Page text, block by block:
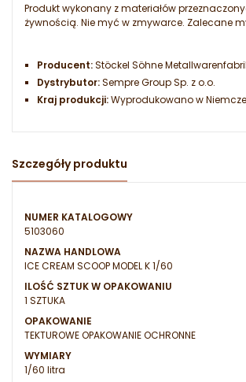
Produkt wykonany z materiałów
żywnością. Nie myć w zmywarce. Zalecane
Producent:Stöckel Söhne
Dystrybutor:Sempre Group Sp. z o.o.
Kraj produkcji:Wyprodukowano w
Szczegóły produktu
NUMER KATALOGOWY
5103060
NAZWA HANDLOWA
ICE CREAM SCOOP MODEL K 1/60
ILOŚĆ SZTUK W OPAKOWANIU
1 SZTUKA
OPAKOWANIE
TEKTUROWE OPAKOWANIE OCHRONNE
WYMIARY
1/60 litra